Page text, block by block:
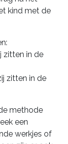
kind met de
zitten in de
zitten in de
methode
een
werkjes of